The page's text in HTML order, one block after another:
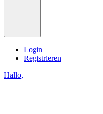
Login
Registrieren
Hallo,